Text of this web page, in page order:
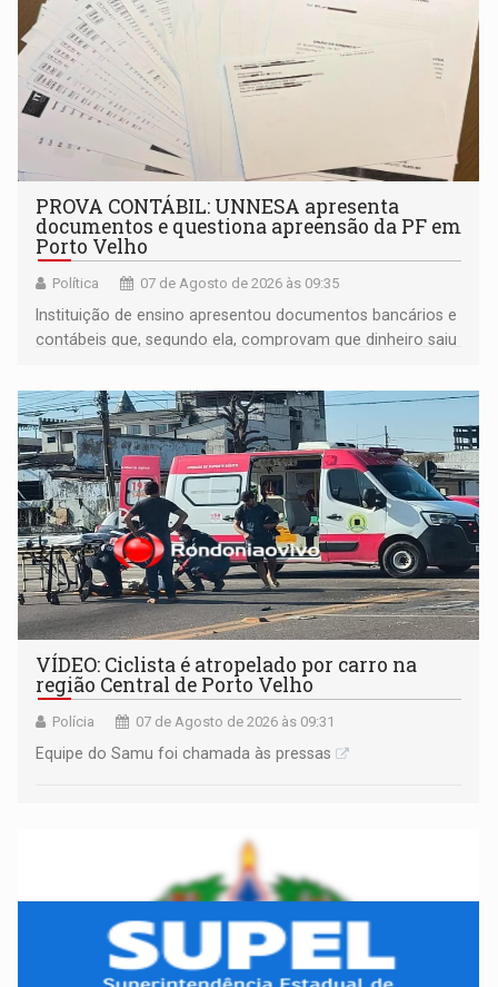
PROVA CONTÁBIL: UNNESA apresenta
documentos e questiona apreensão da PF em
Porto Velho
Política 07 de Agosto de 2026 às 09:35
Instituição de ensino apresentou documentos bancários e
contábeis que, segundo ela, comprovam que dinheiro saiu
apreendido quando já estava dentro da sede da entidade
— em pleno ano eleitoral em Rondônia
VÍDEO: Ciclista é atropelado por carro na
região Central de Porto Velho
Polícia 07 de Agosto de 2026 às 09:31
Equipe do Samu foi chamada às pressas